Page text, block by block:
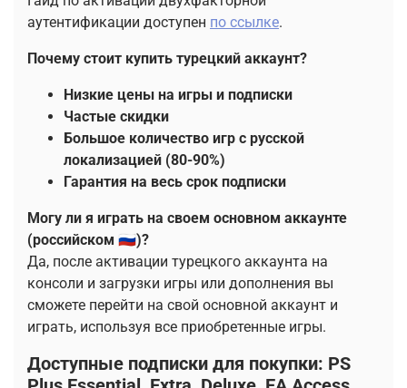
аутентификации доступен по ссылке.
Почему стоит купить турецкий аккаунт?
Низкие цены на игры и подписки
Частые скидки
Большое количество игр с русской
локализацией (80-90%)
Гарантия на весь срок подписки
Могу ли я играть на своем основном аккаунте
(российском 🇷🇺)?
Да, после активации турецкого аккаунта на
консоли и загрузки игры или дополнения вы
сможете перейти на свой основной аккаунт и
играть, используя все приобретенные игры.
Доступные подписки для покупки: PS